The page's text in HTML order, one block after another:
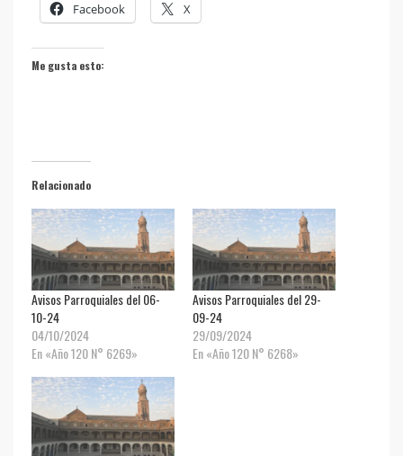
Facebook X
Me gusta esto:
Relacionado
Avisos Parroquiales del 06-
10-24
04/10/2024
En «Año 120 N° 6269»
Avisos Parroquiales del 29-
09-24
29/09/2024
En «Año 120 N° 6268»